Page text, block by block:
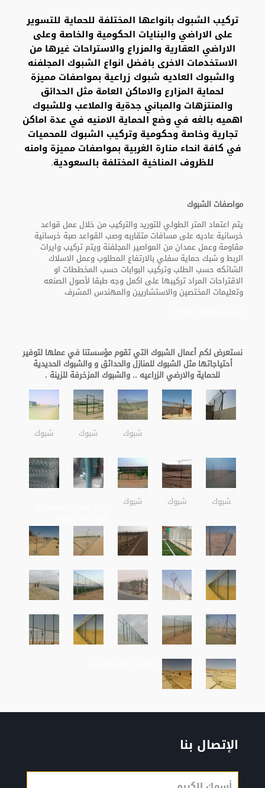
تركيب الشبوك بانواعها المختلفة للحماية للتسوير
على الاراضي والبنايات الحكومية والخاصة وعلى
الاراضي العقارية والمزراع والاستراحات غيرها من
الاستخدمات الاخرى بافضل انواع الشبوك المجلفنه
والشبوك العاديه شبوك زراعية بمواصفات مميزة
لحماية المزارع والاماكن العامة مثل الحدائق
والمنتزهات والمباني جدةية والملاعب وللشبوك
اهميه بالغه في وضع الحماية الامنيه في عدة اماكن
تجارية وخاصة وحكومية وتركيب الشبوك للمحميات
في كافة انحاء منارة الغربية بمواصفات مميزة وامنه
للظروف المناخية المختلفة بالسعودية.
مواصفات الشبوك
يتم اعتماد المتر الطولي للتوريد والتركيب من خلال عمل قواعد
خرسانية عاديه على مسافات متقاربه وصب القواعد صبة خرسانية
مقاومة وعمل عمدان من المواصير المجلفنة ويتم تركيب وايرات
الربط و شبك حماية سفلي بالارتفاع المطلوب وعمل الاسلاك
الشائكه حسب الطلب وتركيب البوابات حسب المخططات او
الاقتراحات المراد تركيبها على اكمل وجه طبقا لأصول الصنعه
وتعليمات المختصين والاستشاريين والمهندس المشرف
نستعرض لكم أعمال الشبوك التي تقوم مؤسستنا في عملها لتوفير
أحتياجاتها مثل الشبوك للمنازل والحدائق و والشبوك الحديدية
للحماية والارضي الزراعيه .. والشبوك المزخرفة للزينة .
شبوك شبوك شبوك
شبوك شبوك شبوك
الإتصال بنا